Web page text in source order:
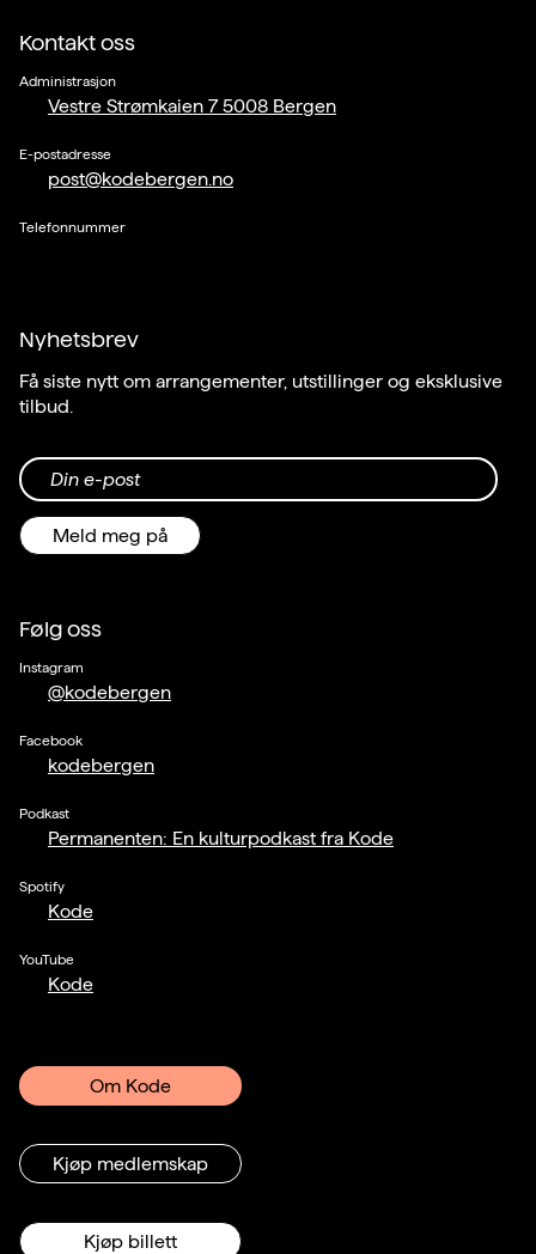
Kontakt oss
Administrasjon
Vestre Strømkaien 7 5008 Bergen
E-postadresse
post@kodebergen.no
Telefonnummer
Nyhetsbrev
Få siste nytt om arrangementer, utstillinger og eksklusive
tilbud.
Din e-post
Meld meg på
Følg oss
Instagram
@kodebergen
Facebook
kodebergen
Podkast
Permanenten: En kulturpodkast fra Kode
Spotify
Kode
YouTube
Kode
Om Kode
Kjøp medlemskap
Kjøp billett